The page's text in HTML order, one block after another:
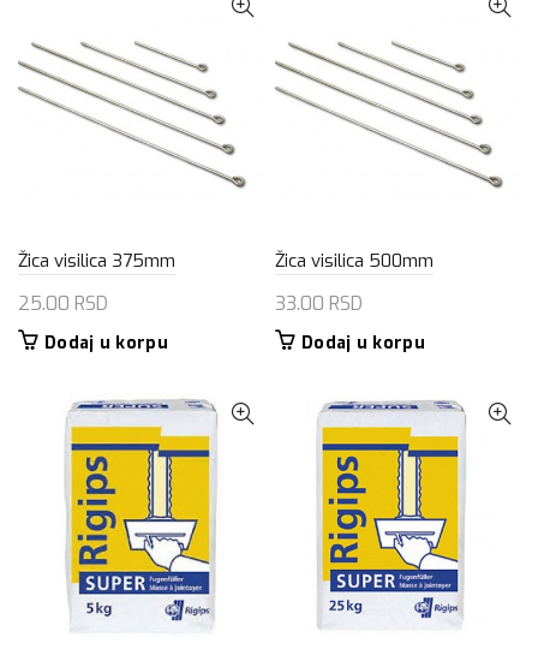
Žica visilica 375mm
25.00 RSD
Dodaj u korpu
Žica visilica 500mm
33.00 RSD
Dodaj u korpu